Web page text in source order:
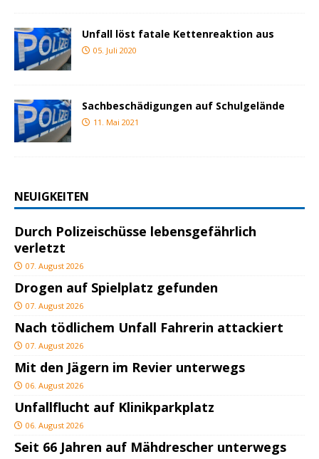
Unfall löst fatale Kettenreaktion aus
05. Juli 2020
Sachbeschädigungen auf Schulgelände
11. Mai 2021
NEUIGKEITEN
Durch Polizeischüsse lebensgefährlich
verletzt
07. August 2026
Drogen auf Spielplatz gefunden
07. August 2026
Nach tödlichem Unfall Fahrerin attackiert
07. August 2026
Mit den Jägern im Revier unterwegs
06. August 2026
Unfallflucht auf Klinikparkplatz
06. August 2026
Seit 66 Jahren auf Mähdrescher unterwegs